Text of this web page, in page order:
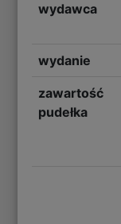
wydawca
wydanie
zawartość
pudełka